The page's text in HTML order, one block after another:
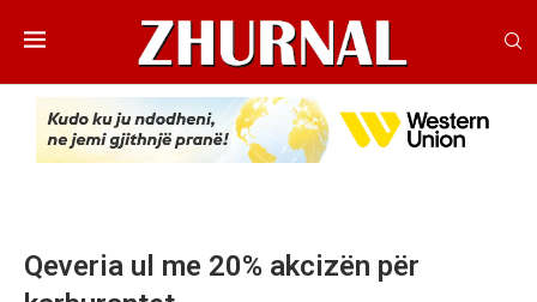
Qeveria ul me 20% akcizën për